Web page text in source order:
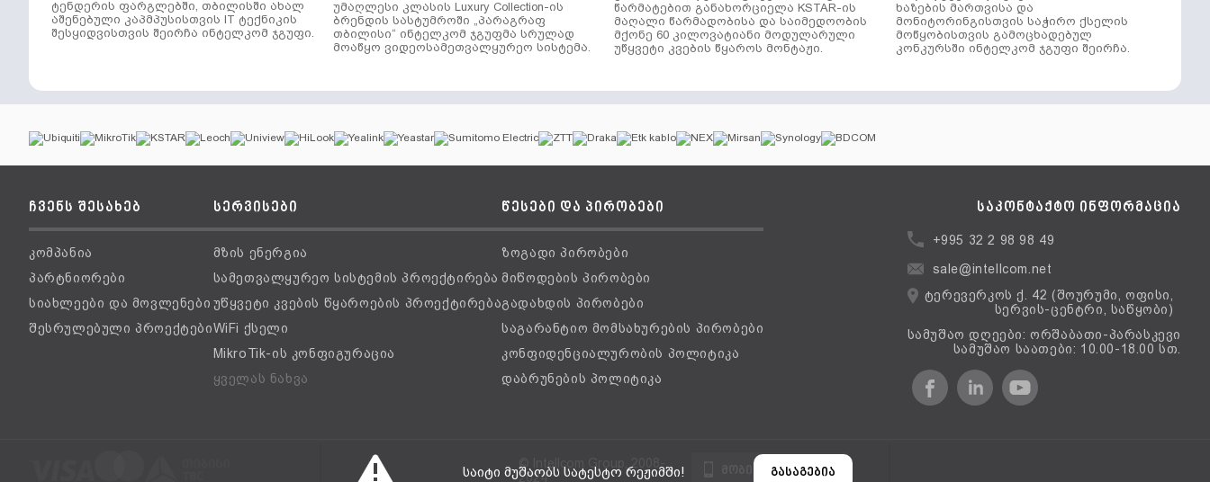
ტენდერის ფარგლებში, თბილისში ახალ
აშენებული კაპმპუსისთვის IT ტექნიკის
შესყიდვისთვის შეირჩა ინტელკომ ჯგუფი.
უმაღლესი კლასის Luxury Collection-ის
ბრენდის სასტუმროში „პარაგრაფ
თბილისი“ ინტელკომ ჯგუფმა სრულად
მოაწყო ვიდეოსამეთვალყურეო სისტემა.
წარმატებით განახორციელა KSTAR-ის
მაღალი წარმადობისა და საიმედოობის
მქონე 60 კილოვატიანი მოდულარული
უწყვეტი კვების წყაროს მონტაჟი.
ხაზების მართვისა და
მონიტორინგისთვის საჭირო ქსელის
მოწყობისთვის გამოცხადებულ
კონკურსში ინტელკომ ჯგუფი შეირჩა.
ჩვენს შესახებ
კომპანია
პარტნიორები
სიახლეები და მოვლენები
შესრულებული პროექტები
სერვისები
მზის ენერგია
სამეთვალყურეო სისტემის პროექტირება
უწყვეტი კვების წყაროების პროექტირება
WiFi ქსელი
MikroTik-ის კონფიგურაცია
ყველას ნახვა
წესები და პირობები
ზოგადი პირობები
მიწოდების პირობები
გადახდის პირობები
საგარანტიო მომსახურების პირობები
კონფიდენციალურობის პოლიტიკა
დაბრუნების პოლიტიკა
საკონტაქტო ინფორმაცია
+995 32 2 98 98 49
sale@intellcom.net
ტერევერკოს ქ. 42 (შოურუმი, ოფისი,
სერვის-ცენტრი, საწყობი)
სამუშაო დღეები: ორშაბათი-პარასკევი
სამუშაო საათები: 10.00-18.00 სთ.
2024
მობილური ვერსია
საიტი მუშაობს სატესტო რეჟიმში! გასაგებია